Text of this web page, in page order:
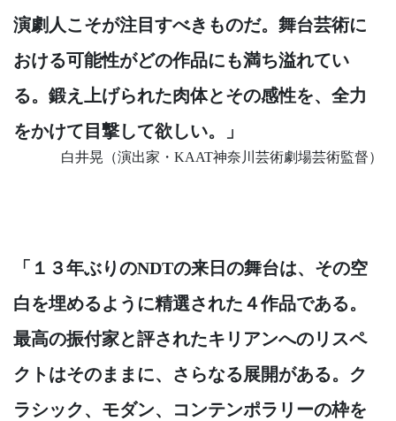
演劇人こそが注目すべきものだ。舞台芸術に
おける可能性がどの作品にも満ち溢れてい
る。鍛え上げられた肉体とその感性を、全力
をかけて目撃して欲しい。」
白井晃（演出家・KAAT神奈川芸術劇場芸術監督）
「１３年ぶりのNDTの来日の舞台は、その空
白を埋めるように精選された４作品である。
最高の振付家と評されたキリアンへのリスペ
クトはそのままに、さらなる展開がある。ク
ラシック、モダン、コンテンポラリーの枠を